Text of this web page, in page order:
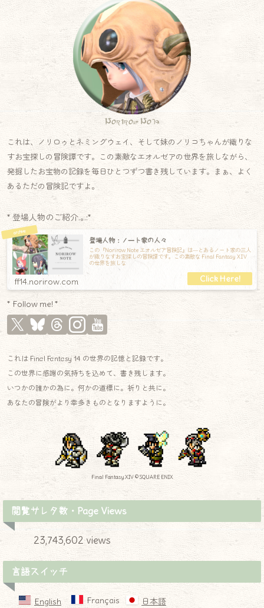
Norirow Note
これは、ノリロゥとネミングウェイ、そして妹のノリコちゃんが織りな
すお宝探しの冒険譚です。この素敵なエオルゼアの世界を旅しながら、
発掘したお宝物の記録を毎日ひとつずつ書き残しています。まぁ、よく
あるただの冒険記ですよ。
* 登場人物のご紹介.｡.:*
登場人物：ノート家の人々
この『Norirow Note エオルゼア冒険記』は―とあるノート家の三人
が織りなすお宝探しの冒険譚です。この素敵な Final Fantasy XIV
の世界を旅しな
ff14.norirow.com
* Follow me! *
これは Final Fantasy 14 の世界の記憶と記録です。
この世界に感謝の気持ちを込めて、書き残します。
いつかの誰かの為に。何かの道標に。祈りと共に。
あなたの冒険がより幸多きものとなりますように。
Final Fantasy XIV © SQUARE ENIX
閲覧サレタ数・Page Views
23,743,602 views
言語スイッチ
English Français 日本語